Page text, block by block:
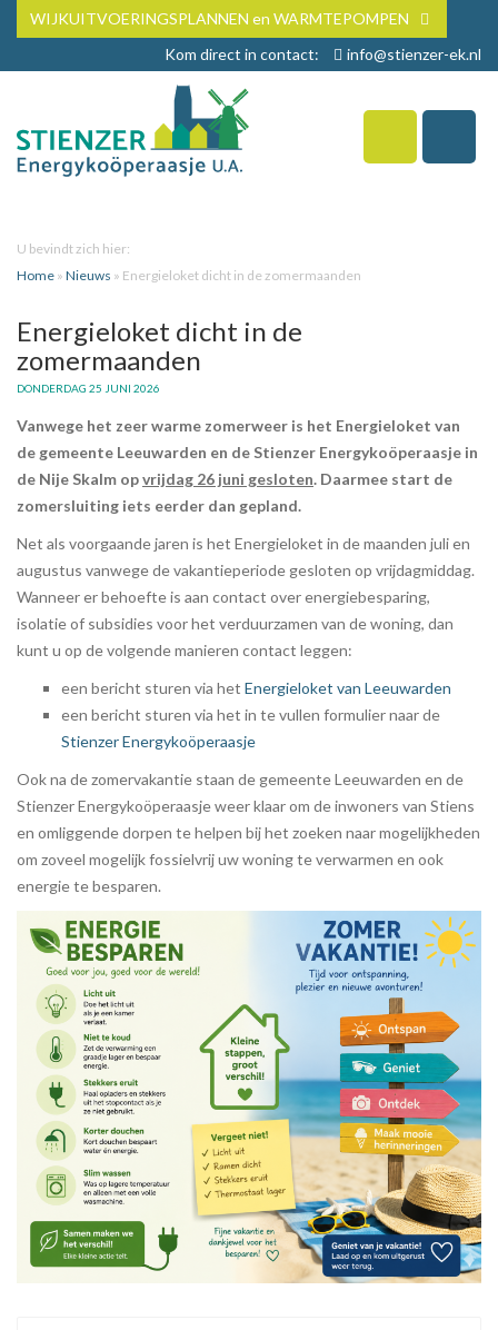
WIJKUITVOERINGSPLANNEN en WARMTEPOMPEN
Kom direct in contact:
info@stienzer-ek.nl
U bevindt zich hier:
Home » Nieuws » Energieloket dicht in de zomermaanden
Energieloket dicht in de
zomermaanden
DONDERDAG 25 JUNI 2026
Vanwege het zeer warme zomerweer is het Energieloket van
de gemeente Leeuwarden en de Stienzer Energykoöperaasje in
de Nije Skalm opvrijdag 26 juni gesloten. Daarmee start de
zomersluiting iets eerder dan gepland.
Net als voorgaande jaren is het Energieloket in de maanden juli en
augustus vanwege de vakantieperiode gesloten op vrijdagmiddag.
Wanneer er behoefte is aan contact over energiebesparing,
isolatie of subsidies voor het verduurzamen van de woning, dan
kunt u op de volgende manieren contact leggen:
een bericht sturen via het Energieloket van Leeuwarden
een bericht sturen via het in te vullen formulier naar de
Stienzer Energykoöperaasje
Ook na de zomervakantie staan de gemeente Leeuwarden en de
Stienzer Energykoöperaasje weer klaar om de inwoners van Stiens
en omliggende dorpen te helpen bij het zoeken naar mogelijkheden
om zoveel mogelijk fossielvrij uw woning te verwarmen en ook
energie te besparen.